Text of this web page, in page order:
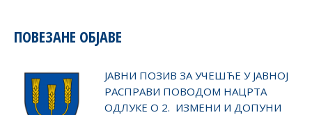
ПОВЕЗАНЕ ОБЈАВЕ
ЈАВНИ ПОЗИВ ЗА УЧЕШЋЕ У ЈАВНОЈ
РАСПРАВИ ПОВОДОМ НАЦРТА
ОДЛУКЕ О 2. ИЗМЕНИ И ДОПУНИ